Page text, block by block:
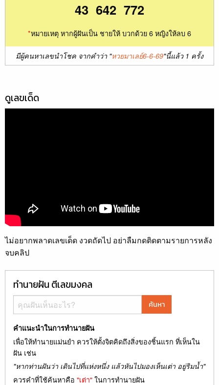
43 642 772
*หมายเหตุ หากผู้ฝันเป็น ชายให้ บวกด้วย 6 หญิงให้ลบ 6
มีผู้คนหาเลขนำโชค จากคำว่า "หวยมาเลย์6-6-69"นี้แล้ว 1 ครั้ง
ดูเลขเด็ด
ไม่อยากพลาดเลขเด็ด งวดถัดไป อย่าลืมกดติดตามรายการหลัง
จบคลิป
ทำนายฝัน ตีเลขมงคล
ค้นหา
คำแนะนำในการทำนายฝัน
เพื่อให้ทำนายแม่นยำ ควรให้ตั้งจิตคิดถึงสิ่งของชิ้นแรก ที่เห็นใน
ฝัน เช่น
"หากท่านฝันว่า เดินไปที่แห่งหนึ่ง แล้วหันไปมองเห็นเต่า อยู่ริมน้ำ"
ควรคำที่ใช้ค้นหาคือ "เต่า"ในการทำนายฝัน